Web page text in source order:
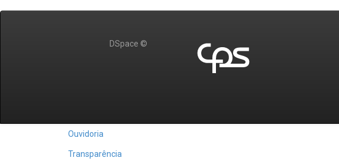
DSpace ©
Ouvidoria
Transparência